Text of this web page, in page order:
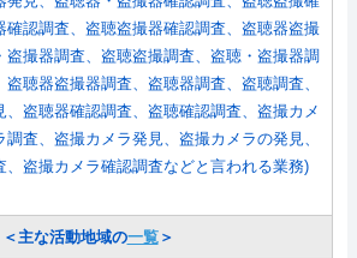
確認調査、盗聴盗撮器確認調査、盗聴器盗撮
盗撮器調査、盗聴盗撮調査、盗聴・盗撮器調
聴器盗撮器調査、盗聴器調査、盗聴調査、
、盗聴器確認調査、盗聴確認調査、盗撮カメ
査、盗撮カメラ発見、盗撮カメラの発見、
、盗撮カメラ確認調査などと言われる業務)
＜主な活動地域の一覧＞